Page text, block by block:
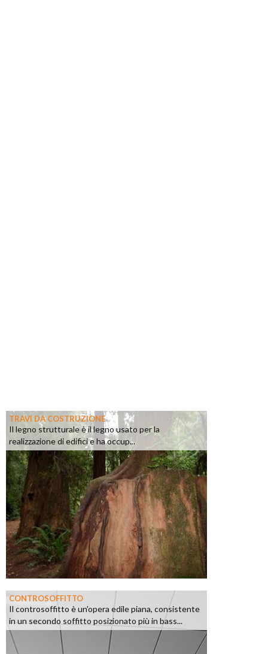
TRAVI DA COSTRUZIONE
Il legno strutturale è il legno usato per la
realizzazione di edifici e ha occup...
CONTROSOFFITTO
Il controsoffitto è un'opera edile piana, consistente
in un secondo soffitto posizionato più in bass...